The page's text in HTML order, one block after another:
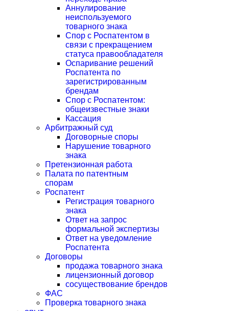
Аннулирование
неиспользуемого
товарного знака
Спор с Роспатентом в
связи с прекращением
статуса правообладателя
Оспаривание решений
Роспатента по
зарегистрированным
брендам
Спор с Роспатентом:
общеизвестные знаки
Кассация
Арбитражный суд
Договорные споры
Нарушение товарного
знака
Претензионная работа
Палата по патентным
спорам
Роспатент
Регистрация товарного
знака
Ответ на запрос
формальной экспертизы
Ответ на уведомление
Роспатента
Договоры
продажа товарного знака
лицензионный договор
сосуществование брендов
ФАС
Проверка товарного знака